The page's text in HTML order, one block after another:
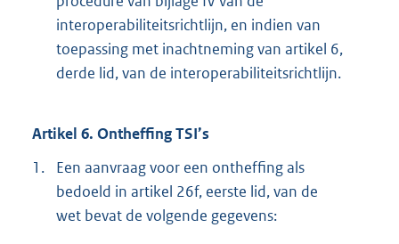
interoperabiliteitsrichtlijn, en indien van
toepassing met inachtneming van artikel 6,
derde lid, van de interoperabiliteitsrichtlijn.
Artikel 6. Ontheffing TSI’s
1.
Een aanvraag voor een ontheffing als
bedoeld in artikel 26f, eerste lid, van de
wet bevat de volgende gegevens: